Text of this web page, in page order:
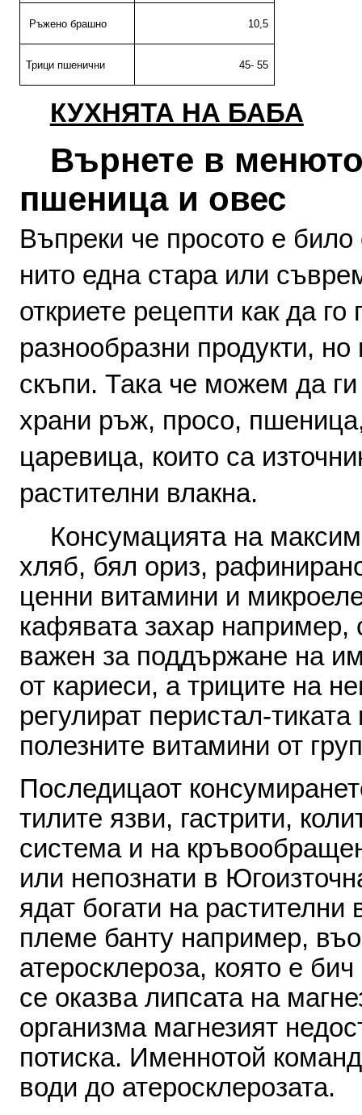
Ръжено брашно 10,5
Трици пшенични 45- 55
КУХНЯТА НА БАБА
Върнете в
пшеница и овес
Въпреки че просото е било
нито една стара или
отк­риете рецепти как да го
раз­нообразни продукти, но
скъпи. Така че можем да ги
храни ръж, просо, пшеница
царе­вица, които са
растителни влакна.
Консумацията на
хляб, бял ориз,
ценни вита­мини и
кафявата захар например,
важен за поддър­жане на
от кариеси, а три­ците на
регулират перистал-тиката
полезните витамини от
Последицаот
тилите язви, гастрити,
система и на
или непознати в
ядат богати на растителни
племе банту например,
атеросклероза, която е бич
се оказва лип­сата на
организма магнезият
потиска. Именнотой
води до атеросклерозата.